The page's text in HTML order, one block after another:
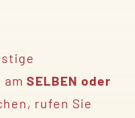
SELBEN oder
rufen Sie